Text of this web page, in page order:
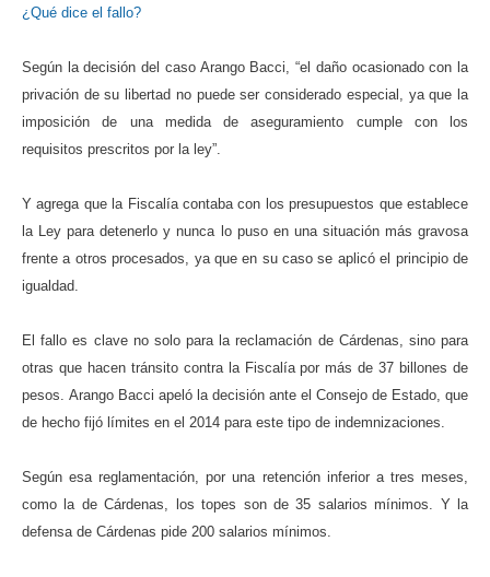
¿Qué dice el fallo?
Según la decisión del caso Arango Bacci, “el daño ocasionado con la
privación de su libertad no puede ser considerado especial, ya que la
imposición de una medida de aseguramiento cumple con los
requisitos prescritos por la ley”.
Y agrega que la Fiscalía contaba con los presupuestos que establece
la Ley para detenerlo y nunca lo puso en una situación más gravosa
frente a otros procesados, ya que en su caso se aplicó el principio de
igualdad.
El fallo es clave no solo para la reclamación de Cárdenas, sino para
otras que hacen tránsito contra la Fiscalía por más de 37 billones de
pesos. Arango Bacci apeló la decisión ante el Consejo de Estado, que
de hecho fijó límites en el 2014 para este tipo de indemnizaciones.
Según esa reglamentación, por una retención inferior a tres meses,
como la de Cárdenas, los topes son de 35 salarios mínimos. Y la
defensa de Cárdenas pide 200 salarios mínimos.